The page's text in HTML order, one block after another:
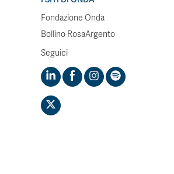
Fondazione Onda
Bollino RosaArgento
Seguici